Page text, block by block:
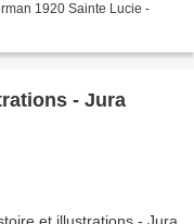
1920 Sainte Lucie -
- Jura